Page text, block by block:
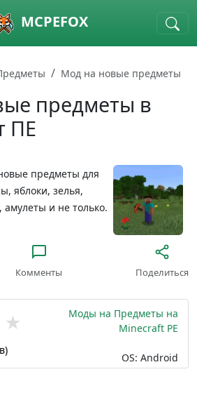
MCPEFOX
Мод на новые предметы
предметы в
ПЕ
предметы для
яблоки, зелья,
и не только.
Комменты Поделиться
★
Моды на Предметы на
Minecraft PE
OS: Android